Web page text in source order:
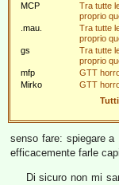
MCP
Tra tutte
proprio
.mau.
Tra tutte
proprio
gs
Tra tutte
proprio
mfp
GTT
Mirko
GTT
senso fare: spiegare a
efficacemente farle
Di sicuro non mi